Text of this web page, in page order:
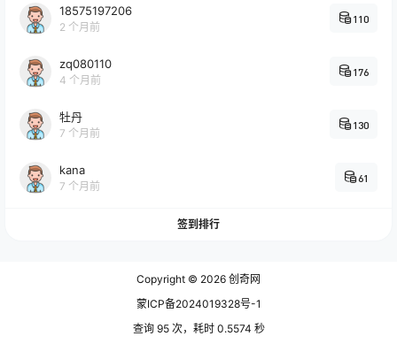
18575197206
2 个月前
110
zq080110
4 个月前
176
牡丹
7 个月前
130
kana
7 个月前
61
签到排行
Copyright © 2026 创奇网
蒙ICP备2024019328号-1
查询 95 次，耗时 0.5574 秒